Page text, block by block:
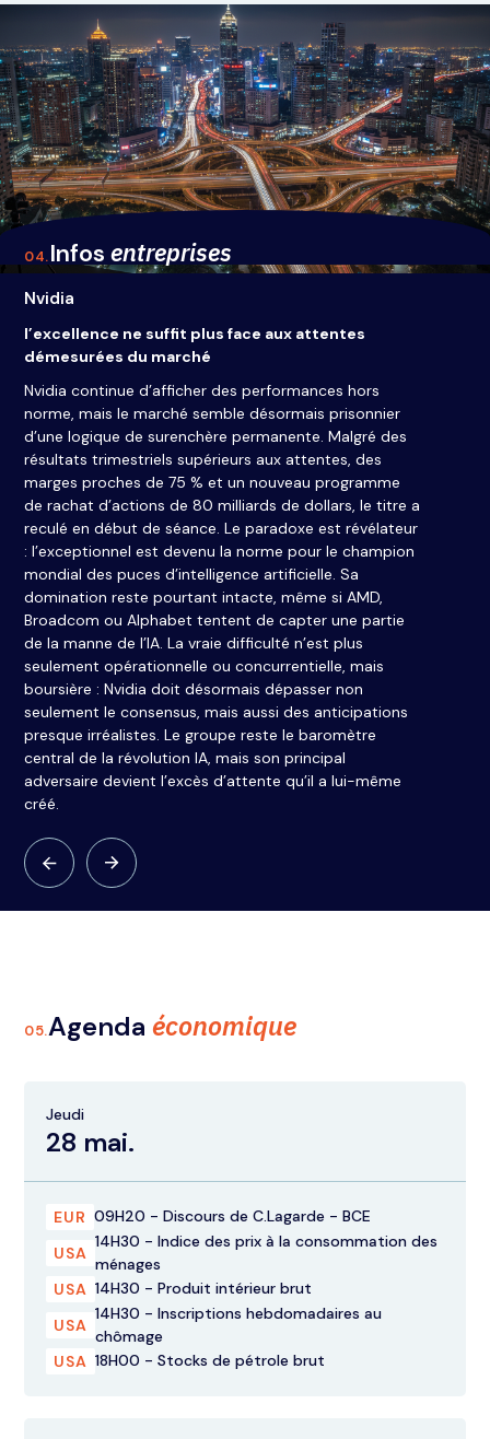
04.Infos entreprises
Nvidia
l’excellence ne suffit plus face aux attentes
démesurées du marché
Nvidia continue d’afficher des performances hors
norme, mais le marché semble désormais prisonnier
d’une logique de surenchère permanente. Malgré des
résultats trimestriels supérieurs aux attentes, des
marges proches de 75 % et un nouveau programme
de rachat d’actions de 80 milliards de dollars, le titre a
reculé en début de séance. Le paradoxe est révélateur
: l’exceptionnel est devenu la norme pour le champion
mondial des puces d’intelligence artificielle. Sa
domination reste pourtant intacte, même si AMD,
Broadcom ou Alphabet tentent de capter une partie
de la manne de l’IA. La vraie difficulté n’est plus
seulement opérationnelle ou concurrentielle, mais
boursière : Nvidia doit désormais dépasser non
seulement le consensus, mais aussi des anticipations
presque irréalistes. Le groupe reste le baromètre
central de la révolution IA, mais son principal
adversaire devient l’excès d’attente qu’il a lui-même
créé.
05.Agenda économique
Jeudi
28 mai.
EUR 09H20 - Discours de C.Lagarde - BCE
USA
14H30 - Indice des prix à la consommation des
ménages
USA 14H30 - Produit intérieur brut
USA
14H30 - Inscriptions hebdomadaires au
chômage
USA 18H00 - Stocks de pétrole brut